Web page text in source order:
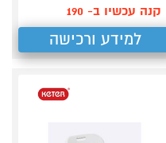
קנה עכשיו ב- 190
למידע ורכישה